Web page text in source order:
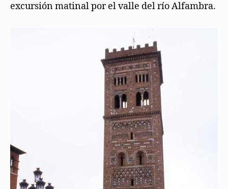
excursión matinal por el valle del río Alfambra.